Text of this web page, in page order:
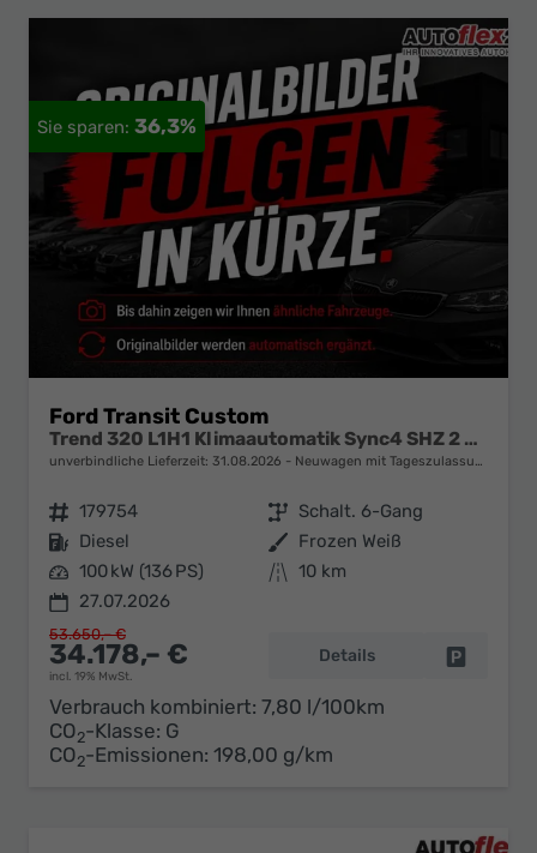
36,3%
Ford Transit Custom
Trend 320 L1H1 Klimaautomatik Sync4 SHZ 2 x Einparkhilfe Kamera 5JG
unverbindliche Lieferzeit: 31.08.2026 Neuwagen mit Tageszulassung
Fahrzeugnr. 179754 Getriebe Schalt. 6-Gang
Kraftstoff Diesel Außenfarbe Frozen Weiß
Leistung 100 kW (136 PS) Kilometerstand 10 km
27.07.2026
34.178,– €
incl. 19% MwSt.
53.650,– €
Details
Verbrauch kombiniert: 7,80 l/100km
CO2-Klasse: G
CO2-Emissionen: 198,00 g/km